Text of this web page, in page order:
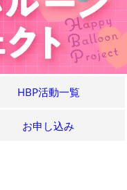
HBP活動一覧
お申し込み